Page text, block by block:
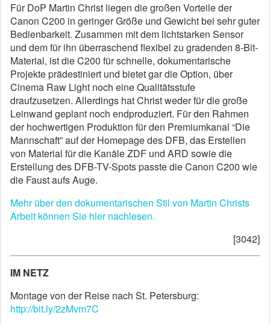
Für DoP Martin Christ liegen die großen Vorteile der
Canon C200 in geringer Größe und Gewicht bei sehr guter
Bedienbarkeit. Zusammen mit dem lichtstarken Sensor
und dem für ihn überraschend flexibel zu gradenden 8-Bit-
Material, ist die C200 für schnelle, dokumentarische
Projekte prädestiniert und bietet gar die Option, über
Cinema Raw Light noch eine Qualitätsstufe
draufzusetzen. Allerdings hat Christ weder für die große
Leinwand geplant noch endproduziert. Für den Rahmen
der hochwertigen Produktion für den Premiumkanal “Die
Mannschaft” auf der Homepage des DFB, das Erstellen
von Material für die Kanäle ZDF und ARD sowie die
Erstellung des DFB-TV-Spots passte die Canon C200 wie
die Faust aufs Auge.
Mehr über den dokumentarischen Stil von Martin Christs
Arbeit können Sie hier nachlesen.
[3042]
IM NETZ
Montage von der Reise nach St. Petersburg:
http://bit.ly/2zMvm7C